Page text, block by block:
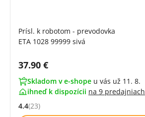
Prísl. k robotom - prevodovka
ETA 1028 99999 sivá
Cena s DPH:
37.90 €
Skladom v e-shope u vás už 11. 8.
ihneď k dispozícii na 9 predajniach
Hodnocení: 4.4 z 5 (23 recenzí)
4.4(23)